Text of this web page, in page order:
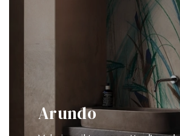
Arundo